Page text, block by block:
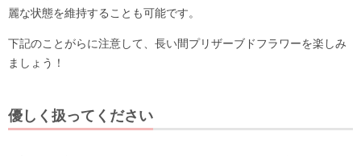
麗な状態を維持することも可能です。
下記のことがらに注意して、長い間プリザーブドフラワーを楽しみ
ましょう！
優しく扱ってください